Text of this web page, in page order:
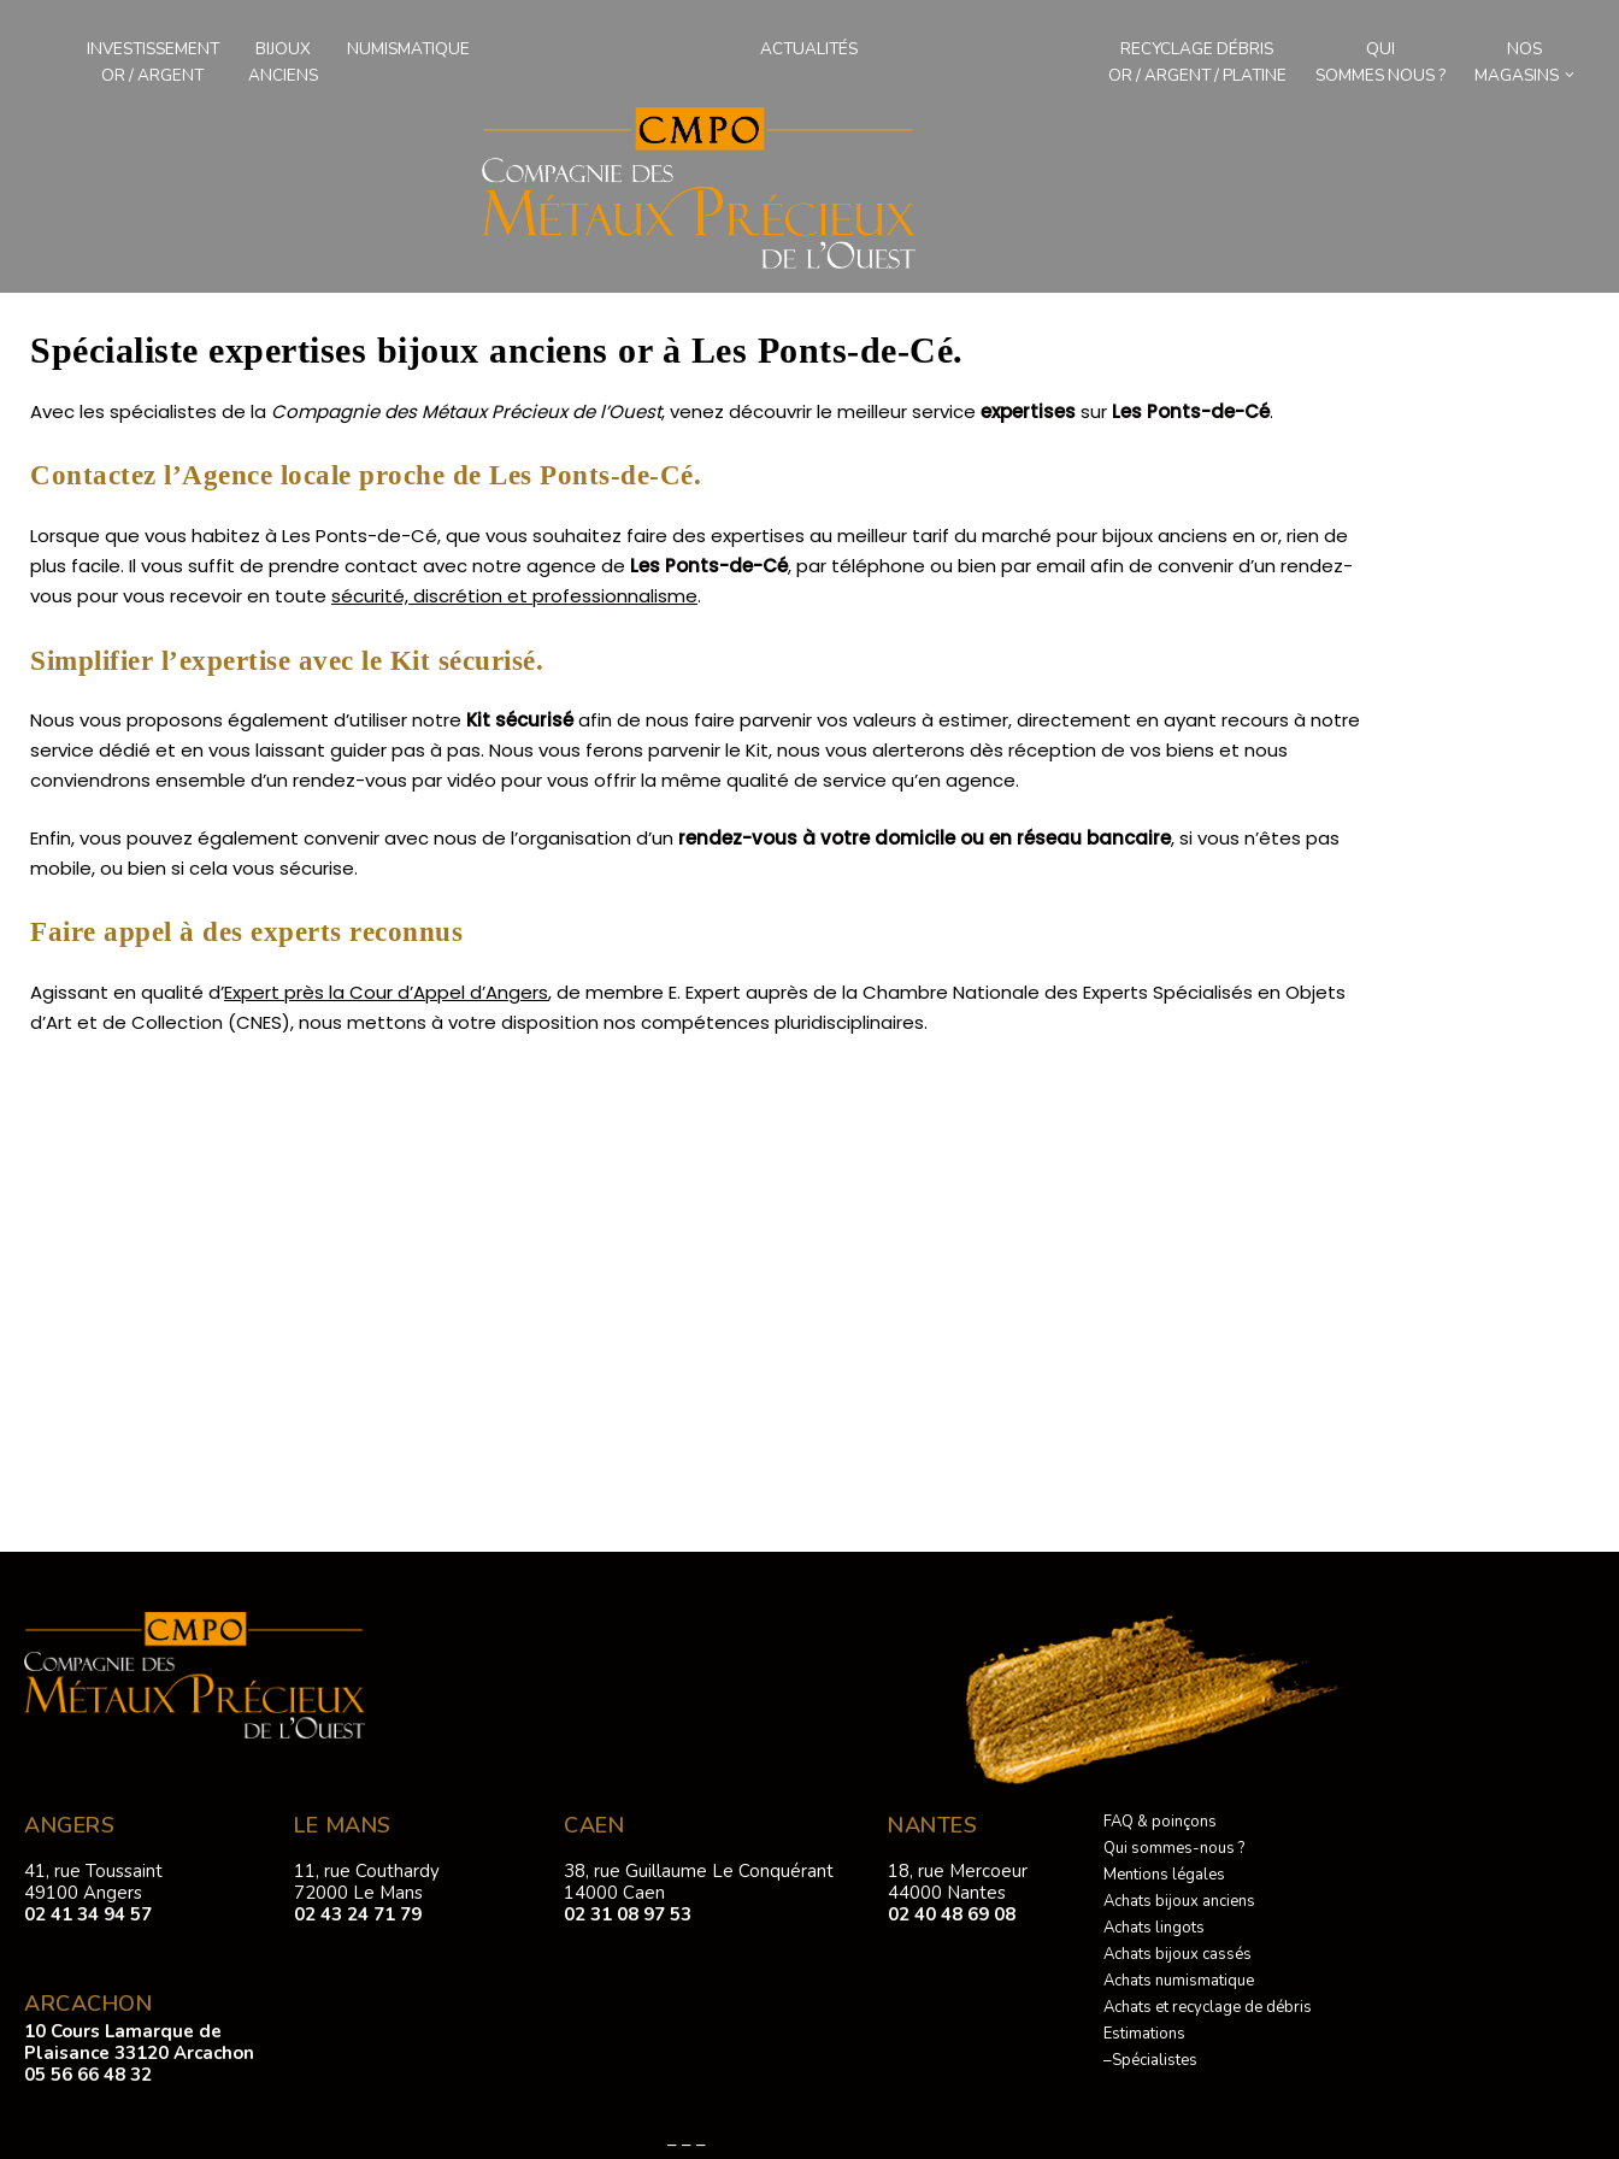
INVESTISSEMENT
OR / ARGENT
BIJOUX
ANCIENS
NUMISMATIQUE ACTUALITÉS
RECYCLAGE DÉBRIS
OR / ARGENT / PLATINE
QUI
SOMMES NOUS ?
NOS
MAGASINS
Spécialiste expertises bijoux anciens or à Les Ponts-de-Cé.
Avec les spécialistes de la Compagnie des Métaux Précieux de l’Ouest, venez découvrir le meilleur service expertisessur Les Ponts-de-Cé.
Contactez l’Agence locale proche de Les Ponts-de-Cé.
Lorsque que vous habitez à Les Ponts-de-Cé, que vous souhaitez faire des expertises au meilleur tarif du marché pour bijoux anciens en or, rien de
plus facile. Il vous suffit de prendre contact avec notre agence de Les Ponts-de-Cé, par téléphone ou bien par email afin de convenir d’un rendez-
vous pour vous recevoir en toute sécurité, discrétion et professionnalisme.
Simplifier l’expertise avec le Kit sécurisé.
Nous vous proposons également d’utiliser notre Kit sécuriséafin de nous faire parvenir vos valeurs à estimer, directement en ayant recours à notre
service dédié et en vous laissant guider pas à pas. Nous vous ferons parvenir le Kit, nous vous alerterons dès réception de vos biens et nous
conviendrons ensemble d’un rendez-vous par vidéo pour vous offrir la même qualité de service qu’en agence.
Enfin, vous pouvez également convenir avec nous de l’organisation d’un rendez-vous à votre domicile ou en réseau bancaire, si vous n’êtes pas
mobile, ou bien si cela vous sécurise.
Faire appel à des experts reconnus
Agissant en qualité d’Expert près la Cour d’Appel d’Angers, de membre E. Expert auprès de laChambre Nationale des Experts Spécialisés en Objets
d’Art et de Collection (CNES),nous mettons à votre disposition nos compétences pluridisciplinaires.
ANGERS
41, rue Toussaint
49100 Angers
02 41 34 94 57
ARCACHON
10 Cours Lamarque de
Plaisance 33120 Arcachon
05 56 66 48 32
LE MANS
11, rue Couthardy
72000 Le Mans
02 43 24 71 79
CAEN
38, rue Guillaume Le Conquérant
14000 Caen
02 31 08 97 53
NANTES
18, rue Mercoeur
44000 Nantes
02 40 48 69 08
FAQ & poinçons
Qui sommes-nous ?
Mentions légales
Achats bijoux anciens
Achats lingots
Achats bijoux cassés
Achats numismatique
Achats et recyclage de débris
Estimations
–Spécialistes
– – –